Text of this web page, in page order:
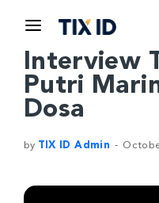
Interview
Putri
Dosa
by TIX ID Admin